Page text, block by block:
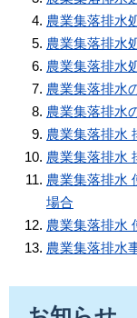
農業集落排水
農業集落排水
農業集落排水
農業集落排水
農業集落排水
農業集落排水
農業集落排水
農業集落排水
場合
農業集落排水
農業集落排水